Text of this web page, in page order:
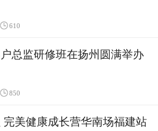
610
总监研修班在扬州圆满举办
850
完美健康成长营华南场福建站